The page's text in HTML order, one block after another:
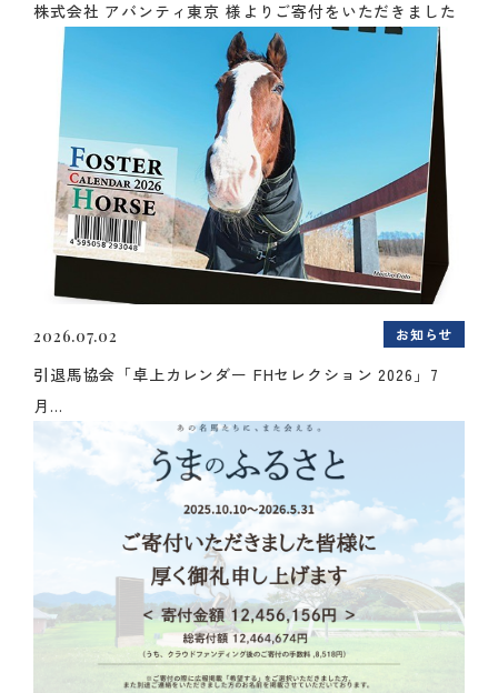
株式会社 アバンティ東京 様よりご寄付をいただきました
2026.07.02 お知らせ
引退馬協会「卓上カレンダー FHセレクション 2026」7
月...